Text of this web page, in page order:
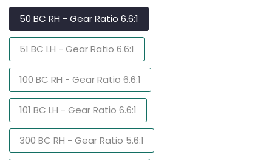
50 BC RH - Gear Ratio 6.6:1
51 BC LH - Gear Ratio 6.6:1
100 BC RH - Gear Ratio 6.6:1
101 BC LH - Gear Ratio 6.6:1
300 BC RH - Gear Ratio 5.6:1